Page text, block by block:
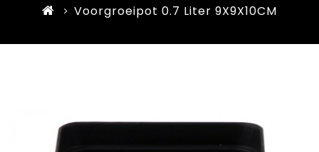
Voorgroeipot 0.7 Liter 9X9X10CM